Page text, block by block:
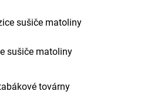
sušiče matoliny